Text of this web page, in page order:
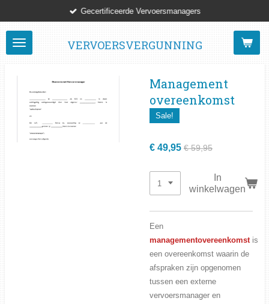
direct
naar
de
VERVOERSVERGUNNING
Gecertificeerde Vervoersmanagers
Management
overeenkomst
Sale!
€ 49,95 € 59,95
In
winkelwagen
Een
managementovereenkomstis
een overeenkomst waarin de
afspraken zijn opgenomen
tussen een externe
vervoersmanager en